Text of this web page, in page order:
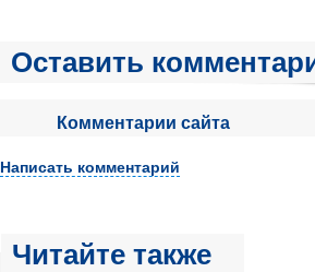
Оставить
Комментарии сайта
Написать комментарий
Читайте также